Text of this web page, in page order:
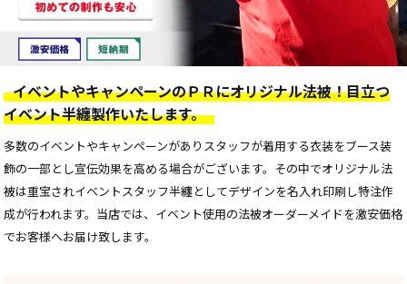
イベントやキャンペーンのＰＲにオリジナル法被！目立つ
イベント半纏製作いたします。
多数のイベントやキャンペーンがありスタッフが着用する衣装をブース装
飾の一部とし宣伝効果を高める場合がございます。その中でオリジナル法
被は重宝されイベントスタッフ半纏としてデザインを名入れ印刷し特注作
成が行われます。当店では、イベント使用の法被オーダーメイドを激安価格
でお客様へお届け致します。